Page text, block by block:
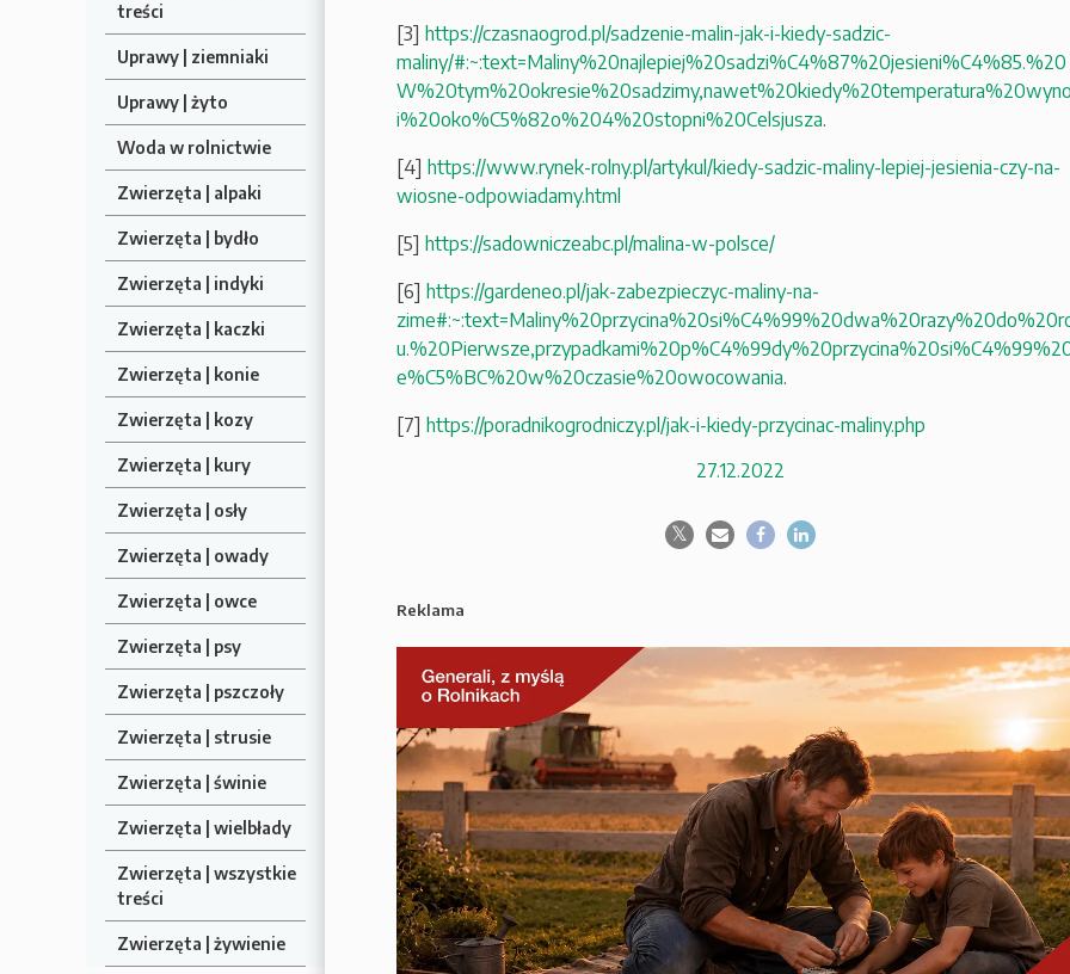
treści
Uprawy | ziemniaki
Uprawy | żyto
Woda w rolnictwie
Zwierzęta | alpaki
Zwierzęta | bydło
Zwierzęta | indyki
Zwierzęta | kaczki
Zwierzęta | konie
Zwierzęta | kozy
Zwierzęta | kury
Zwierzęta | osły
Zwierzęta | owady
Zwierzęta | owce
Zwierzęta | psy
Zwierzęta | pszczoły
Zwierzęta | strusie
Zwierzęta | świnie
Zwierzęta | wielbłady
Zwierzęta | wszystkie
treści
Zwierzęta | żywienie
[3] https://czasnaogrod.pl/sadzenie-malin-jak-i-kiedy-sadzic-
maliny/#:~:text=Maliny%20najlepiej%20sadzi%C4%87%20jesieni%C4%85.%20
i%20oko%C5%82o%204%20stopni%20Celsjusza.
[4] https://www.rynek-rolny.pl/artykul/kiedy-sadzic-maliny-lepiej-jesienia-czy-na-
wiosne-odpowiadamy.html
[5] https://sadowniczeabc.pl/malina-w-polsce/
[6] https://gardeneo.pl/jak-zabezpieczyc-maliny-na-
e%C5%BC%20w%20czasie%20owocowania.
[7] https://poradnikogrodniczy.pl/jak-i-kiedy-przycinac-maliny.php
27.12.2022
Reklama